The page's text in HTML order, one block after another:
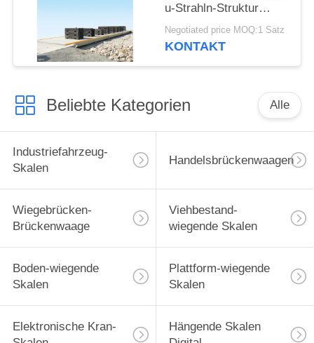
u-Strahln-Struktur
Digital die 100 Tonnen-
Wiegebrücke ein
Negotiated price MOQ:1 Satz
KONTAKT
Beliebte Kategorien Alle
Industriefahrzeug-
Skalen
Handelsbrückenwaagen
Wiegebrücken-
Brückenwaage
Viehbestand-
wiegende Skalen
Boden-wiegende
Skalen
Plattform-wiegende
Skalen
Elektronische Kran-
Hängende Skalen